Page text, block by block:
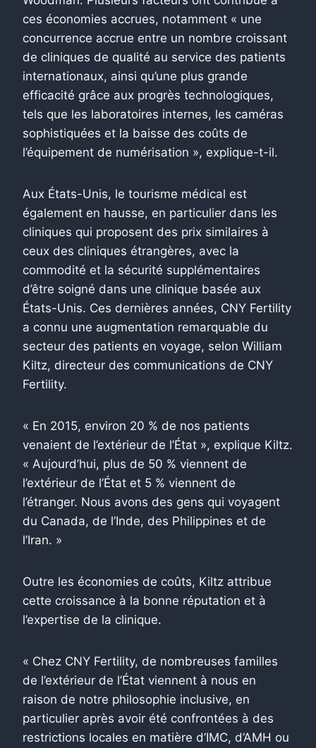
ces économies accrues, notamment « une
concurrence accrue entre un nombre croissant
de cliniques de qualité au service des patients
internationaux, ainsi qu’une plus grande
efficacité grâce aux progrès technologiques,
tels que les laboratoires internes, les caméras
sophistiquées et la baisse des coûts de
l’équipement de numérisation », explique-t-il.
Aux États-Unis, le tourisme médical est
également en hausse, en particulier dans les
cliniques qui proposent des prix similaires à
ceux des cliniques étrangères, avec la
commodité et la sécurité supplémentaires
d’être soigné dans une clinique basée aux
États-Unis. Ces dernières années, CNY Fertility
a connu une augmentation remarquable du
secteur des patients en voyage, selon William
Kiltz, directeur des communications de CNY
Fertility.
« En 2015, environ 20 % de nos patients
venaient de l’extérieur de l’État », explique Kiltz.
« Aujourd’hui, plus de 50 % viennent de
l’extérieur de l’État et 5 % viennent de
l’étranger. Nous avons des gens qui voyagent
du Canada, de l’Inde, des Philippines et de
l’Iran. »
Outre les économies de coûts, Kiltz attribue
cette croissance à la bonne réputation et à
l’expertise de la clinique.
« Chez CNY Fertility, de nombreuses familles
de l’extérieur de l’État viennent à nous en
raison de notre philosophie inclusive, en
particulier après avoir été confrontées à des
restrictions locales en matière d’IMC, d’AMH ou